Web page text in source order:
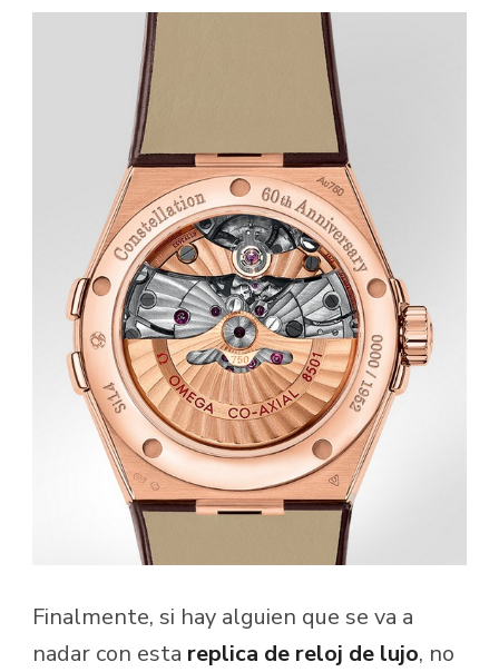
Finalmente, si hay alguien que se va a
nadar con esta replica de reloj de lujo, no